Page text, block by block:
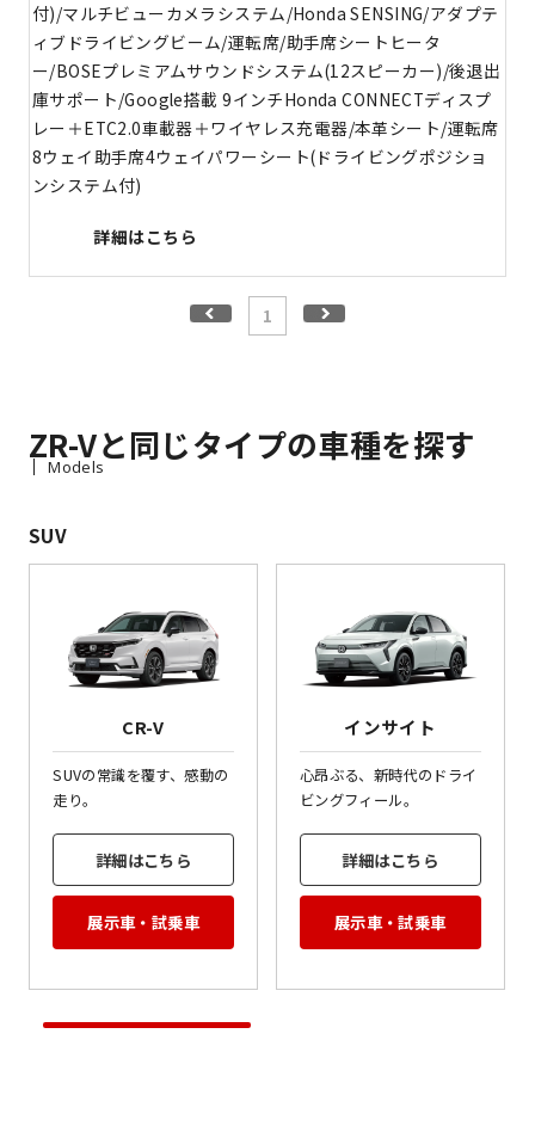
付)/マルチビューカメラシステム/Honda SENSING/アダプテ
ィブドライビングビーム/運転席/助手席シートヒータ
ー/BOSEプレミアムサウンドシステム(12スピーカー)/後退出
庫サポート/Google搭載 9インチHonda CONNECTディスプ
レー＋ETC2.0車載器＋ワイヤレス充電器/本革シート/運転席
8ウェイ助手席4ウェイパワーシート(ドライビングポジショ
ンシステム付)
詳細はこちら
1
ZR-Vと同じタイプの車種を探す
Models
SUV
CR-V
SUVの常識を覆す、感動の
走り。
詳細はこちら
展示車・試乗車
インサイト
心昂ぶる、新時代のドライ
ビングフィール。
詳細はこちら
展示車・試乗車